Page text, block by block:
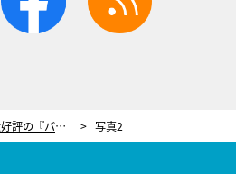
大好評の『バカリズムと欲望喫茶』、第2弾が放送！黒木瞳がまさかの衝撃発言 写真2